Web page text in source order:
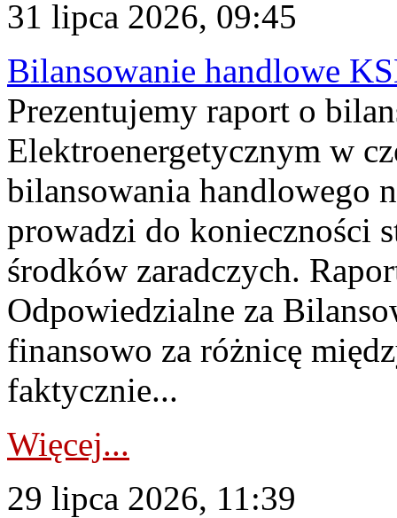
31 lipca 2026, 09:45
Bilansowanie handlowe
Prezentujemy raport o
Elektroenergetycznym w
bilansowania handlowego
prowadzi do konieczności
środków zaradczych.
Odpowiedzialne za
finansowo za różnicę
faktycznie...
Więcej...
29 lipca 2026, 11:39